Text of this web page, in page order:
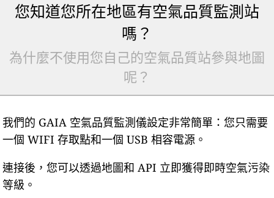
您知道您所在地區有空氣品質監測站
嗎？
為什麼不使用您自己的空氣品質站參與地圖
呢？
我們的 GAIA 空氣品質監測儀設定非常簡單：您只需要
一個 WIFI 存取點和一個 USB 相容電源。
連接後，您可以透過地圖和 API 立即獲得即時空氣污染
等級。